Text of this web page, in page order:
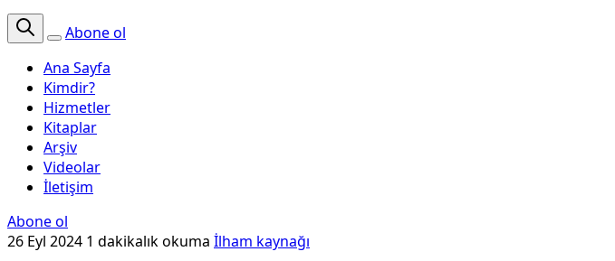
Abone ol
Ana Sayfa
Kimdir?
Hizmetler
Kitaplar
Arşiv
Videolar
İletişim
Abone ol
26 Eyl 2024 1 dakikalık okuma İlham kaynağı